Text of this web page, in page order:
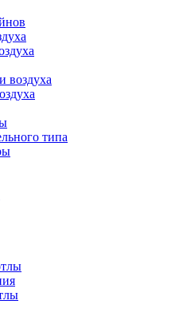
воздуха
типа